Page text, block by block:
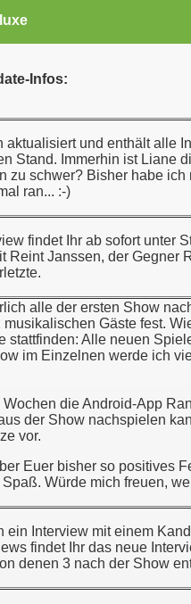
Infos:
aktualisiert und enthält alle
Stand. Immerhin ist Liane
zu schwer? Bisher habe
ran... :-)
findet Ihr ab sofort unter
Reint Janssen, der Gegner
alle der ersten Show
musikalischen Gäste fest.
stattfinden: Alle neuen
im Einzelnen werde ich
Wochen die Android-App
der Show nachspielen
vor.
Euer bisher so positives
Würde mich freuen,
ein Interview mit einem
findet Ihr das neue
denen 3 nach der Show